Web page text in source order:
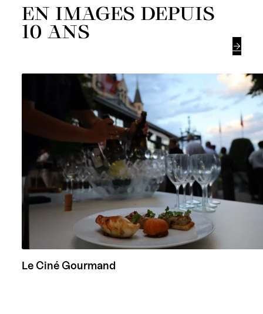
EN IMAGES DEPUIS
10 ANS

Le Ciné Gourmand